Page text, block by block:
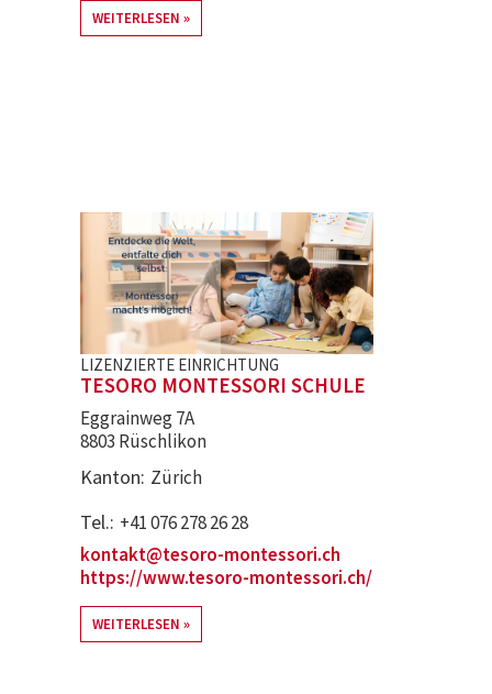
WEITERLESEN
LIZENZIERTE EINRICHTUNG
TESORO MONTESSORI SCHULE
Eggrainweg 7A
8803 Rüschlikon
Kanton Zürich
Tel. +41 076 278 26 28
kontakt@tesoro-montessori.ch
https://www.tesoro-montessori.ch/
WEITERLESEN